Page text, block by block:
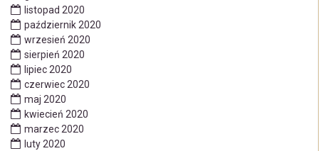
listopad 2020
październik 2020
wrzesień 2020
sierpień 2020
lipiec 2020
czerwiec 2020
maj 2020
kwiecień 2020
marzec 2020
luty 2020